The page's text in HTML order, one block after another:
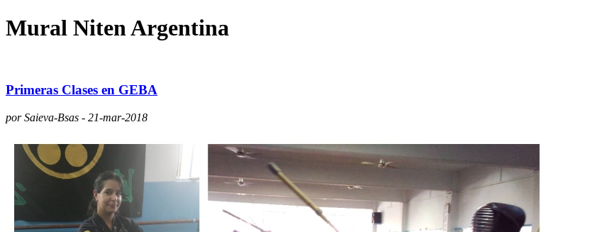
Mural Niten Argentina
Primeras Clases en GEBA
por Saieva-Bsas - 21-mar-2018